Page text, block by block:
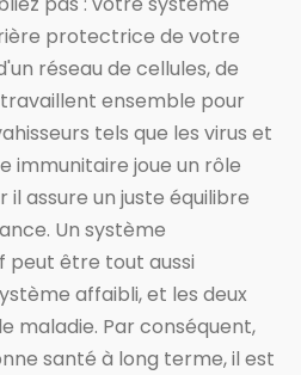
protectrice de votre
réseau de cellules, de
ensemble pour
tels que les virus et
immunitaire joue un rôle
assure un juste équilibre
Un système
être tout aussi
affaibli, et les deux
maladie. Par conséquent,
santé à long terme, il est